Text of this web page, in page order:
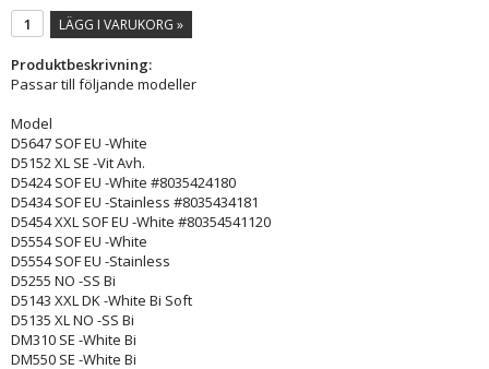
LÄGG I VARUKORG »
Produktbeskrivning:
Passar till följande modeller
Model
D5647 SOF EU -White
D5152 XL SE -Vit Avh.
D5424 SOF EU -White #8035424180
D5434 SOF EU -Stainless #8035434181
D5454 XXL SOF EU -White #80354541120
D5554 SOF EU -White
D5554 SOF EU -Stainless
D5255 NO -SS Bi
D5143 XXL DK -White Bi Soft
D5135 XL NO -SS Bi
DM310 SE -White Bi
DM550 SE -White Bi